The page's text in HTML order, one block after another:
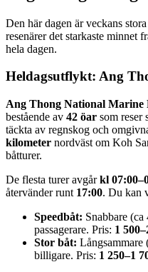
Den här dagen är veckans
resenärer det starkaste minnet
hela dagen.
Heldagsutflykt: Ang
Ang Thong National Marine
bestående av 42 öar som reser
täckta av regnskog och
kilometer nordväst om Koh
båtturer.
De flesta turer avgårkl
återvänder runt 17:00. Du kan
Speedbåt: Snabbare
passagerare. Pris: 1
Stor båt: Långsammare
billigare. Pris: 1 250–1